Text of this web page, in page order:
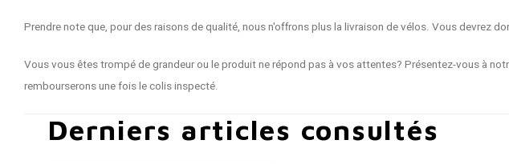
Prendre note que, pour des raisons de qualité, nous n'offrons plus la livraison de vélos. Vous devrez
Vous vous êtes trompé de grandeur ou le produit ne répond pas à vos attentes? Présentez-vous à
rembourserons une fois le colis inspecté.
Derniers articles consultés